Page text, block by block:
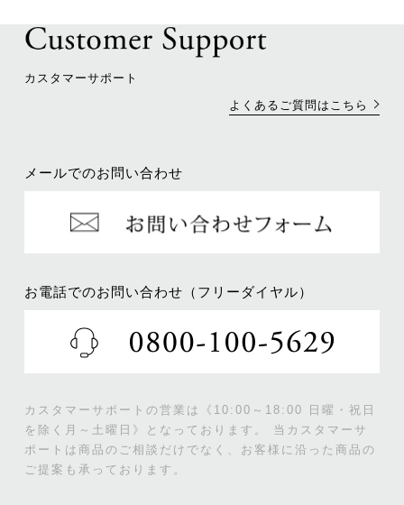
カスタマーサポート
よくあるご質問はこちら
メールでのお問い合わせ
お電話でのお問い合わせ（フリーダイヤル）
カスタマーサポートの営業は《10:00～18:00 日曜・祝日
を除く月～土曜日》となっております。
当カスタマーサ
ポートは商品のご相談だけでなく、お客様に沿った商品の
ご提案も承っております。